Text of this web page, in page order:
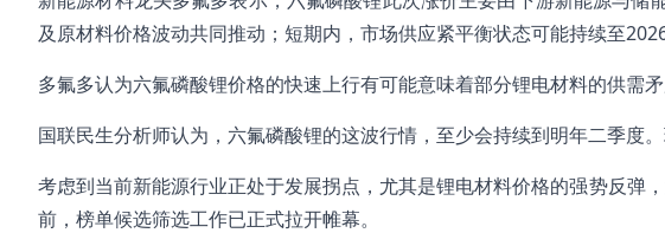
及原材料价格波动共同推动；短期内，市场供应紧平衡状态可能持续至
多氟多认为六氟磷酸锂价格的快速上行有可能意味着部分锂电材料的供需
国联民生分析师认为，六氟磷酸锂的这波行情，至少会持续到明年二季度
考虑到当前新能源行业正处于发展拐点，尤其是锂电材料价格的强势反弹
前，榜单候选筛选工作已正式拉开帷幕。​